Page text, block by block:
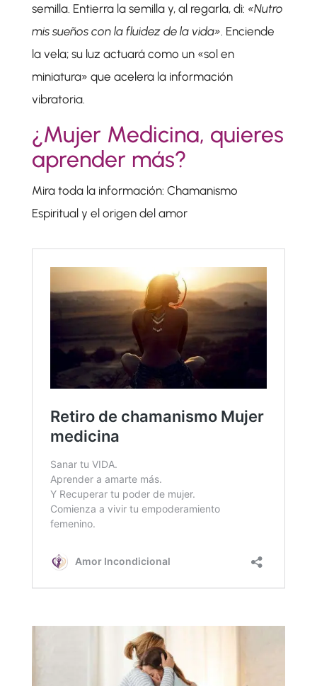
semilla. Entierra la semilla y, al regarla, di: «Nutro
mis sueños con la fluidez de la vida» . Enciende
la vela; su luz actuará como un «sol en
miniatura» que acelera la información
vibratoria.
¿Mujer Medicina, quieres
aprender más?
Mira toda la información: Chamanismo
Espiritual y el origen del amor